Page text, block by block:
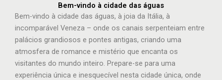
Bem-vindo à cidade das águas
Bem-vindo à cidade das águas, à joia da Itália, à
incomparável Veneza – onde os canais serpenteiam entre
palácios grandiosos e pontes antigas, criando uma
atmosfera de romance e mistério que encanta os
visitantes do mundo inteiro. Prepare-se para uma
experiência única e inesquecível nesta cidade única, onde